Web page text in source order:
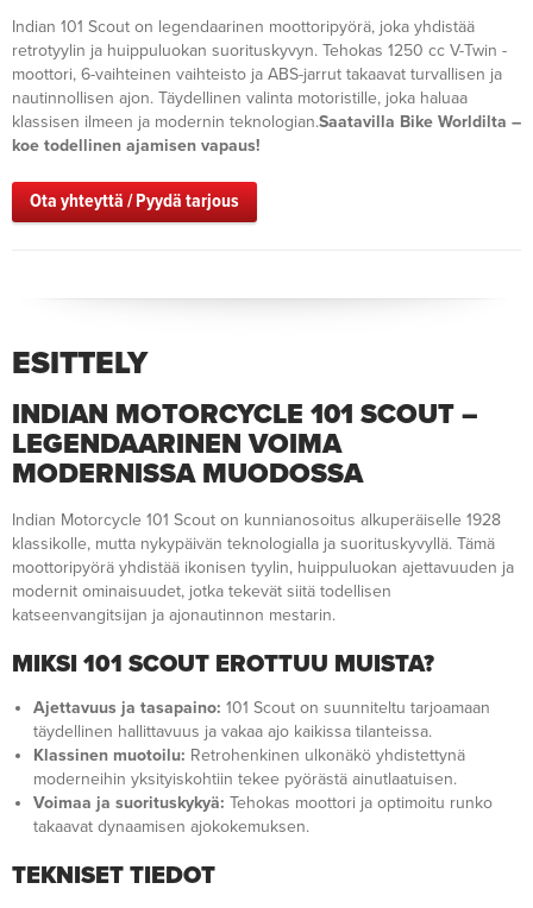
Indian 101 Scout on legendaarinen moottoripyörä, joka yhdistää
retrotyylin ja huippuluokan suorituskyvyn. Tehokas 1250 cc V-Twin -
moottori, 6-vaihteinen vaihteisto ja ABS-jarrut takaavat turvallisen ja
nautinnollisen ajon. Täydellinen valinta motoristille, joka haluaa
klassisen ilmeen ja modernin teknologian.Saatavilla Bike Worldilta –
koe todellinen ajamisen vapaus!
Ota yhteyttä / Pyydä tarjous
ESITTELY
INDIAN MOTORCYCLE 101 SCOUT –
LEGENDAARINEN VOIMA
MODERNISSA MUODOSSA
Indian Motorcycle 101 Scout on kunnianosoitus alkuperäiselle 1928
klassikolle, mutta nykypäivän teknologialla ja suorituskyvyllä. Tämä
moottoripyörä yhdistää ikonisen tyylin, huippuluokan ajettavuuden ja
modernit ominaisuudet, jotka tekevät siitä todellisen
katseenvangitsijan ja ajonautinnon mestarin.
MIKSI 101 SCOUT EROTTUU MUISTA?
Ajettavuus ja tasapaino: 101 Scout on suunniteltu tarjoamaan
täydellinen hallittavuus ja vakaa ajo kaikissa tilanteissa.
Klassinen muotoilu: Retrohenkinen ulkonäkö yhdistettynä
moderneihin yksityiskohtiin tekee pyörästä ainutlaatuisen.
Voimaa ja suorituskykyä: Tehokas moottori ja optimoitu runko
takaavat dynaamisen ajokokemuksen.
TEKNISET TIEDOT